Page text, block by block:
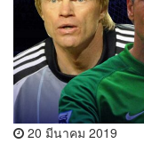
20 มีนาคม 2019